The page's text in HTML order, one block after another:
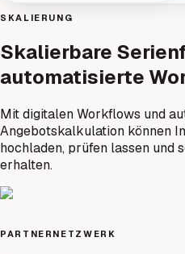
SKALIERUNG
Skalierbare
automatisierte
Mit digitalen Workflows und
Angebotskalkulation können
hochladen, prüfen lassen und
erhalten.
PARTNERNETZWERK